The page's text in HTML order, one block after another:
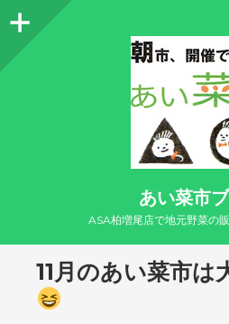
あい菜市
ASA柏増尾店で地元野菜の
11月のあい菜市は